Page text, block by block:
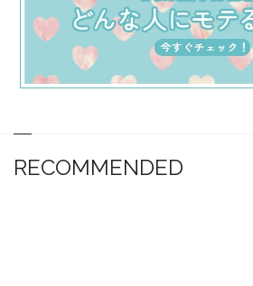
RECOMMENDED